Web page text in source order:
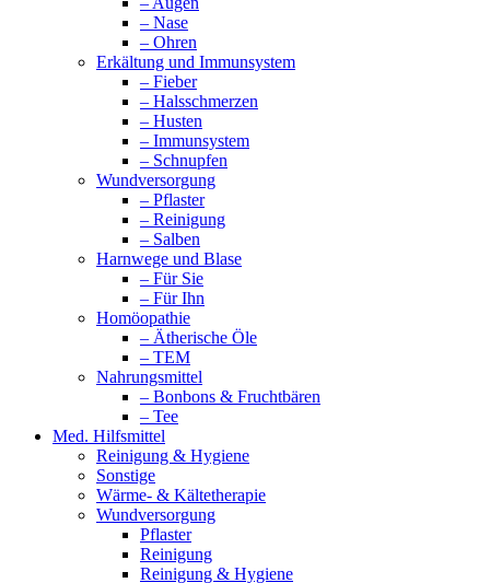
– Nase
– Ohren
Erkältung und Immunsystem
– Fieber
– Halsschmerzen
– Husten
– Immunsystem
– Schnupfen
Wundversorgung
– Pflaster
– Reinigung
– Salben
Harnwege und Blase
– Für Sie
– Für Ihn
Homöopathie
– Ätherische Öle
– TEM
Nahrungsmittel
– Bonbons & Fruchtbären
– Tee
Med. Hilfsmittel
Reinigung & Hygiene
Sonstige
Wärme- & Kältetherapie
Wundversorgung
Pflaster
Reinigung
Reinigung & Hygiene